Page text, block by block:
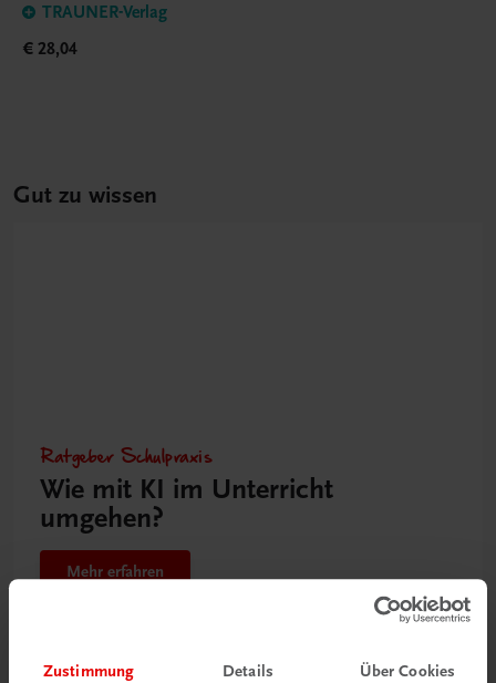
Zustimmung Details Über Cookies
TRAUNER-Verlag
€ 28,04
Gut zu wissen
Ratgeber Schulpraxis
Wie mit KI im Unterricht
umgehen?
Mehr erfahren